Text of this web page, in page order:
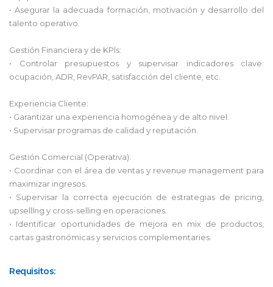
• Asegurar la adecuada formación, motivación y desarrollo del
talento operativo.
Gestión Financiera y de KPls:
• Controlar presupuestos y supervisar indicadores clave:
ocupación, ADR, RevPAR, satisfacción del cliente, etc.
Experiencia Cliente:
• Garantizar una experiencia homogénea y de alto nivel.
• Supervisar programas de calidad y reputación.
Gestión Comercial (Operativa):
• Coordinar con el área de ventas y revenue management para
maximizar ingresos.
• Supervisar la correcta ejecución de estrategias de pricing,
upselllng y cross-selling en operaciones.
• Identificar oportunidades de mejora en mix de productos,
cartas gastronómicas y servicios complementaries.
Requisitos: